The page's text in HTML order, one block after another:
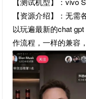
【资源介绍】：无
以玩遍最新的chat
作流程，一样的兼容